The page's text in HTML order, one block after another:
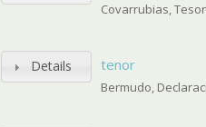
Covarrubias,
Details tenor
Bermudo,